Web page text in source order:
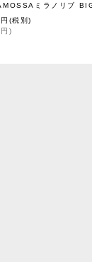
円 (税別)
円 )